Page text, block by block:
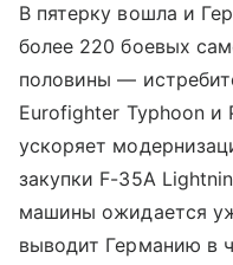
В пятерку вошла и
более 220 боевых
половины —
Eurofighter Typhoon и
ускоряет
закупки F-35A
машины ожидается
выводит Германию в